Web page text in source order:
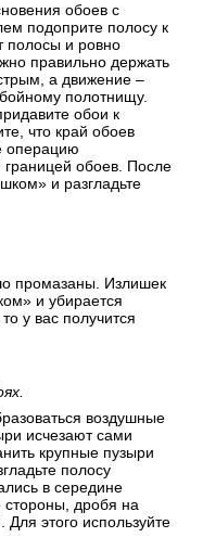
обоев с
подоприте полосу к
полосы и ровно
правильно держать
а движение –
полотнищу.
обои к
что край обоев
операцию
границей обоев. После
и разгладьте
промазаны. Излишек
и убирается
у вас получится
воздушные
исчезают сами
крупные пузыри
полосу
в середине
стороны, дробя на
этого используйте